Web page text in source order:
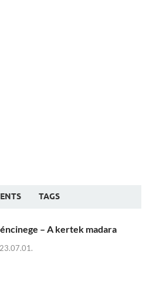
TAGS
– A kertek madara